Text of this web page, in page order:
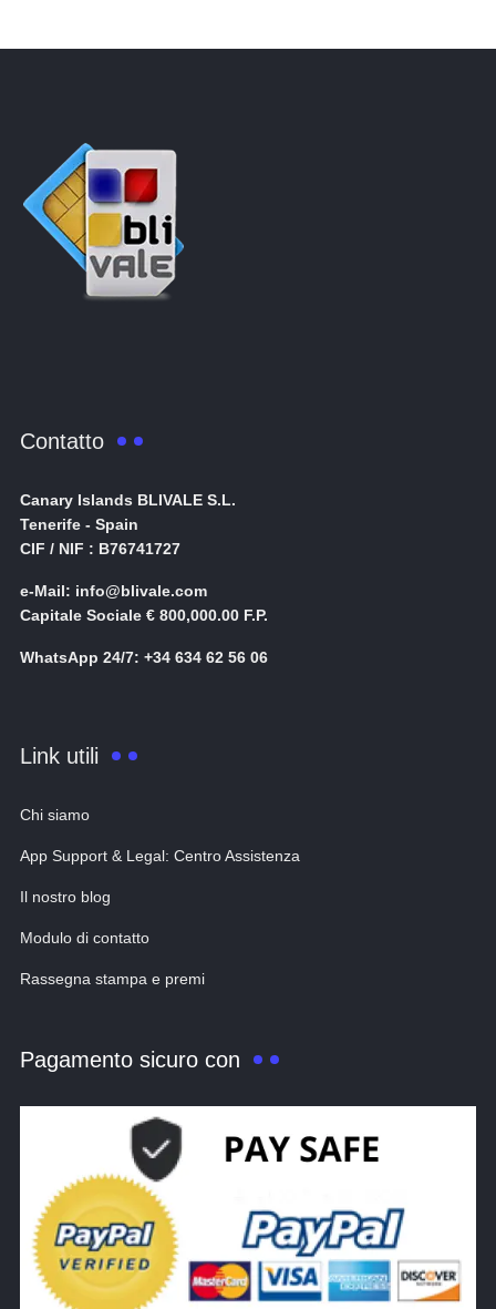
Contatto
Canary Islands BLIVALE S.L.
Tenerife - Spain
CIF / NIF : B76741727
e-Mail: info@blivale.com
Capitale Sociale € 800,000.00 F.P.
WhatsApp 24/7: +34 634 62 56 06
Link utili
Chi siamo
App Support & Legal: Centro Assistenza
Il nostro blog
Modulo di contatto
Rassegna stampa e premi
Pagamento sicuro con